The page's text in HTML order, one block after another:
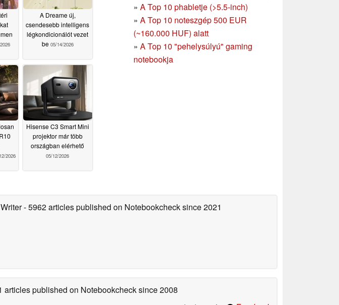
» A Top 10 phabletje (>5.5-inch)
» A Top 10 noteszgép 500 EUR
(~160.000 HUF) alatt
» A Top 10 "pehelysúlyú" gaming
notebookja
A Dreame új,
csendesebb intelligens
légkondicionálót vezet
be 05/14/2026
2026
Hisense C3 Smart Mini
projektor már több
országban elérhető
05/12/2026
- 5962 articles published on Notebookchecksince 2021
articles published on Notebookchecksince 2008